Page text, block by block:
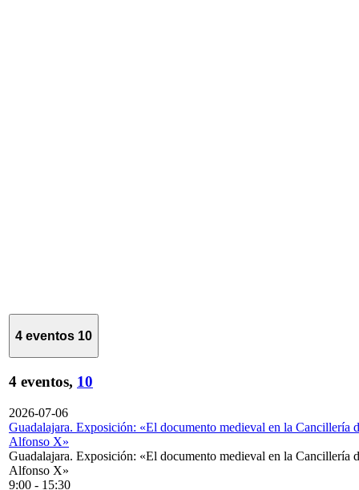
4 eventos 10
4 eventos, 10
2026-07-06
Guadalajara. Exposición: «El documento medieval en la Cancillería
Alfonso X»
Guadalajara. Exposición: «El documento medieval en la Cancillería
Alfonso X»
9:00 - 15:30